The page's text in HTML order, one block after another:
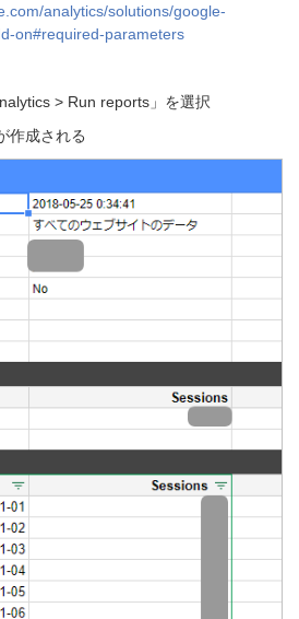
analytics/solutions/google-
on#required-parameters
> Run reports」を選択
作成される